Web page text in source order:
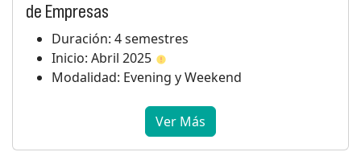
de Empresas
Duración: 4 semestres
Inicio: Abril 2025
Modalidad: Evening y Weekend
Ver Más